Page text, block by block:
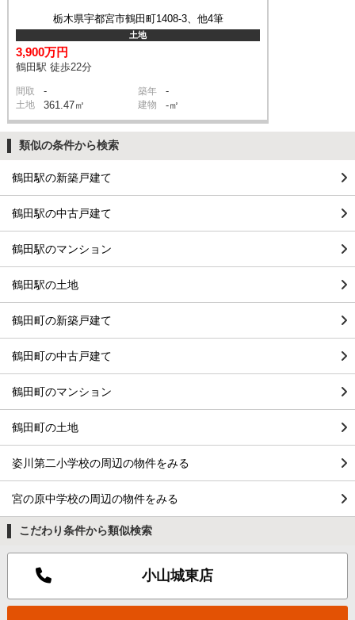
栃木県宇都宮市鶴田町1408-3、他4筆
土地
3,900万円
鶴田駅 徒歩22分
間取 - 築年 -
土地 361.47㎡ 建物 -㎡
類似の条件から検索
鶴田駅の新築戸建て
鶴田駅の中古戸建て
鶴田駅のマンション
鶴田駅の土地
鶴田町の新築戸建て
鶴田町の中古戸建て
鶴田町のマンション
鶴田町の土地
姿川第二小学校の周辺の物件をみる
宮の原中学校の周辺の物件をみる
こだわり条件から類似検索
小山城東店